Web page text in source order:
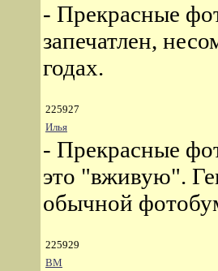
- Прекрасные
запечатлен,
годах.
225927
Илья
- Прекрасные
это "вживую".
обычной
225929
ВМ